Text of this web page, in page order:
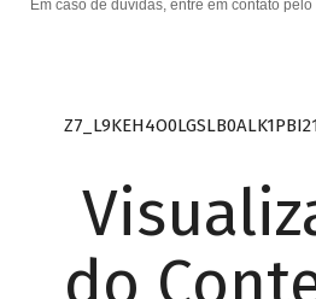
Em caso de dúvidas, entre em contato pelo
do